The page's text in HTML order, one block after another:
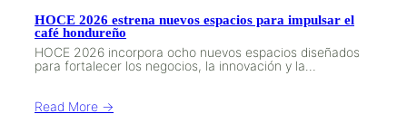
HOCE 2026 estrena nuevos espacios para impulsar el
café hondureño
HOCE 2026 incorpora ocho nuevos espacios diseñados
para fortalecer los negocios, la innovación y la…
Read More →